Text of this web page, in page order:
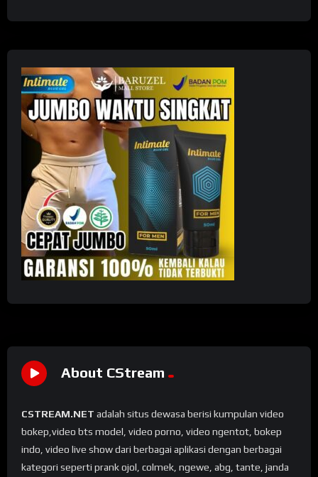
About CStream
CSTREAM.NET adalah situs dewasa berisi kumpulan video
bokep,video bts model, video porno, video ngentot, bokep
indo, video live show dari berbagai aplikasi dengan berbagai
kategori seperti prank ojol, colmek, ngewe, abg, tante, janda